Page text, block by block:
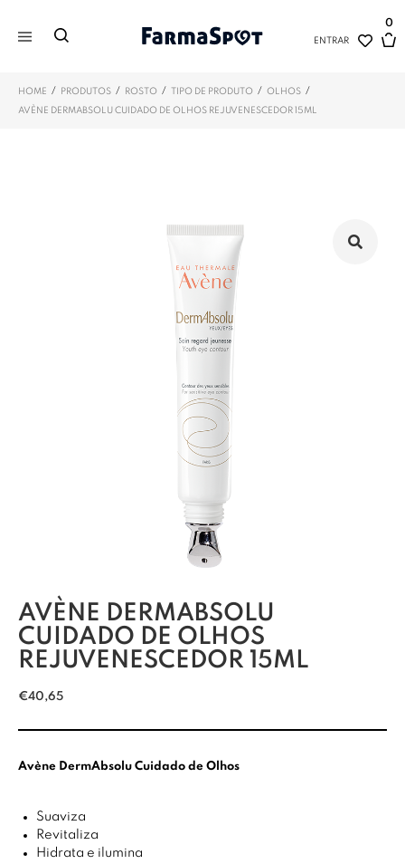
ENTRAR
0
HOME / PRODUTOS / ROSTO / TIPO DE PRODUTO / OLHOS /
AVÈNE DERMABSOLU CUIDADO DE OLHOS REJUVENESCEDOR 15ML
AVÈNE DERMABSOLU
CUIDADO DE OLHOS
REJUVENESCEDOR 15ML
€40,65
Avène DermAbsolu Cuidado de Olhos
Suaviza
Revitaliza
Hidrata e ilumina